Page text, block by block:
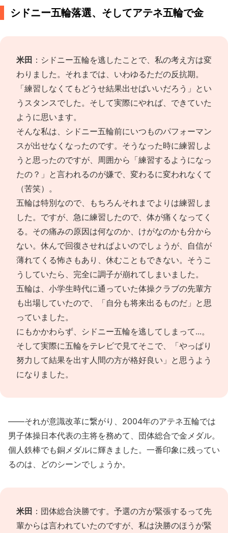
シドニー五輪落選、そしてアテネ五輪で金
米田 ：シドニー五輪を逃したことで、私の考え方は変
わりました。それまでは、いわゆるただの反抗期。
「練習しなくてもどうせ結果出せばいいだろう」とい
うスタンスでした。そして実際にやれば、できていた
ように思います。
そんな私は、シドニー五輪前にいつものパフォーマン
スが出せなくなったのです。そうなった時に練習しよ
うと思ったのですが、周囲から「練習するようになっ
たの？」と言われるのが嫌で、変わるに変われなくて
（苦笑）。
五輪は特別なので、もちろんそれまでよりは練習しま
した。ですが、急に練習したので、体が痛くなってく
る。その痛みの原因は何なのか、けがなのかも分から
ない。休んで回復させればよいのでしょうが、自信が
薄れてくる怖さもあり、休むこともできない。そうこ
うしていたら、完全に調子が崩れてしまいました。
五輪は、小学生時代に通っていた体操クラブの先輩方
も出場していたので、「自分も将来出るものだ」と思
っていました。
にもかかわらず、シドニー五輪を逃してしまって...。
そして実際に五輪をテレビで見てそこで、「やっぱり
努力して結果を出す人間の方が格好良い」と思うよう
になりました。
――それが意識改革に繋がり、2004年のアテネ五輪では
男子体操日本代表の主将を務めて、団体総合で金メダル。
個人鉄棒でも銅メダルに輝きました。一番印象に残ってい
るのは、どのシーンでしょうか。
米田 ：団体総合決勝です。予選の方が緊張するって先
輩からは言われていたのですが、私は決勝のほうが緊